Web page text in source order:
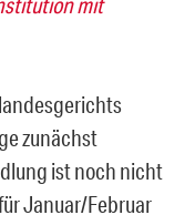
zunächst
ist noch nicht
Januar/Februar